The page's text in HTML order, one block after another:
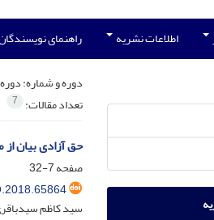
اطلاعات نشریه راهنمای
دوره و شماره:دوره 21، شماره 81 - بهار 97 - شماره پیاپی 81، خرداد 1397، صفحه 1-208
تعداد مقالات: 7
حق آزادی بیان
صفحه7-32
سید کاظم